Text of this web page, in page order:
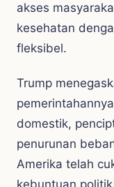
akses
kesehatan
fleksibel.
Trump
domestik,
penurunan
Amerika telah
kebuntuan